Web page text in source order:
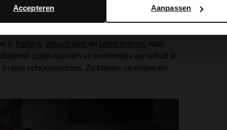
Aanpassen
Accepteren
loafers, espadrilles en open pumps naar
zoals laarzen en overknees verschuif je
een schoenendoos. Zo blijven ze netjes en